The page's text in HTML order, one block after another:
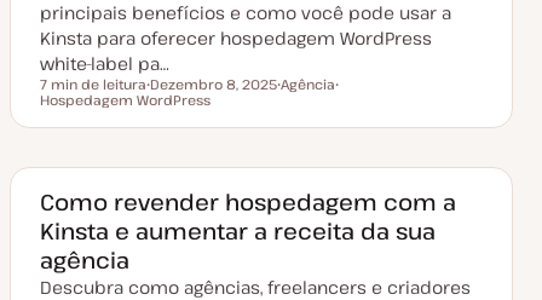
ç
ã
principais benefícios e como você pode usar a
Kinsta para oferecer hospedagem WordPress
white-label pa…
Tempo de leitura
7 min de leitura
D
t
d
a
t
u
a
z
Dezembro 8, 2025
p
c
Agência
p
c
Hospedagem WordPress
Como revender hospedagem com a
Kinsta e aumentar a receita da sua
agência
Descubra como agências, freelancers e criadores